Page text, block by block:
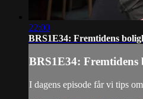
22:00
BRS1E34: Fremtidens
BRS1E34:
I dagens episode får vi tips